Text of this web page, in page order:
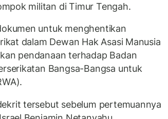
militan di Timur Tengah.
untuk menghentikan
dalam Dewan Hak Asasi Manusia
pendanaan terhadap Badan
Bangsa-Bangsa untuk
tersebut sebelum pertemuannya